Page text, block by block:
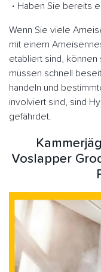
Haben Sie bereits
Wenn Sie viele
mit einem
etabliert sind,
müssen schnell
handeln und
involviert sind, sind
gefährdet.
Voslapper